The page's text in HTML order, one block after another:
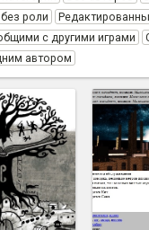
роли
с другими играми
автором